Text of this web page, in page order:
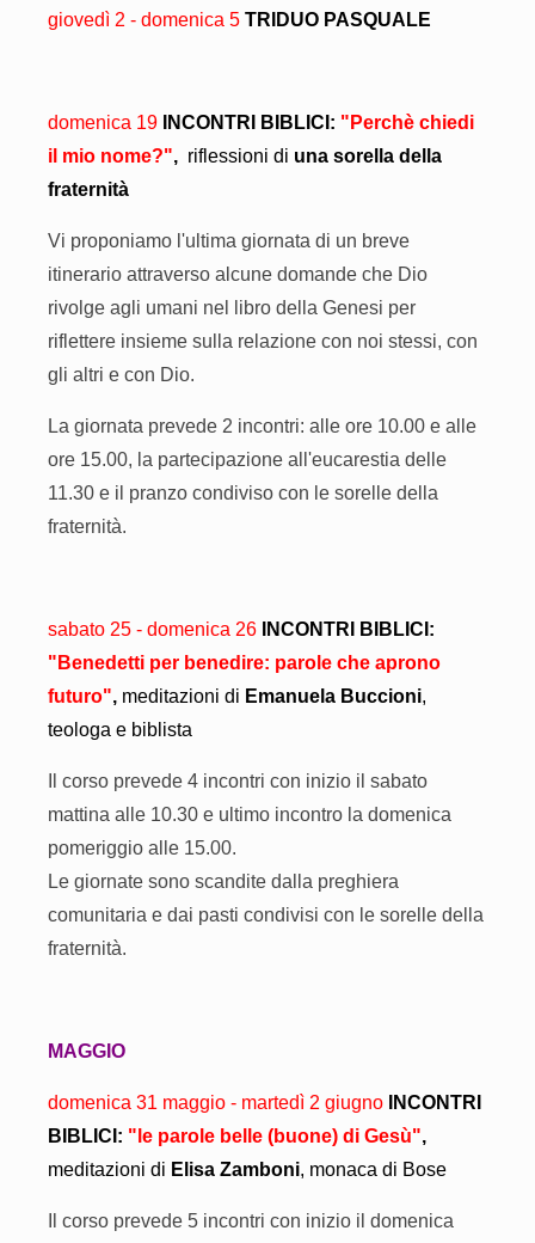
giovedì 2 - domenica 5 TRIDUO PASQUALE
domenica 19 INCONTRI BIBLICI: "Perchè chiedi
il mio nome?", riflessioni di una sorella della
fraternità
Vi proponiamo l'ultima giornata di un breve
itinerario attraverso alcune domande che Dio
rivolge agli umani nel libro della Genesi per
riflettere insieme sulla relazione con noi stessi, con
gli altri e con Dio.
La giornata prevede 2 incontri: alle ore 10.00 e alle
ore 15.00, la partecipazione all'eucarestia delle
11.30 e il pranzo condiviso con le sorelle della
fraternità.
sabato 25 - domenica 26
INCONTRI BIBLICI:
"Benedetti per benedire: parole che aprono
futuro", meditazioni di Emanuela Buccioni,
teologa e biblista
Il corso prevede 4 incontri con inizio il sabato
mattina alle 10.30 e ultimo incontro la domenica
pomeriggio alle 15.00.
Le giornate sono scandite dalla preghiera
comunitaria e dai pasti condivisi con le sorelle della
fraternità.
MAGGIO
domenica 31 maggio - martedì 2 giugno
INCONTRI
BIBLICI: "le parole belle (buone) di Gesù",
meditazioni di Elisa Zamboni, monaca di Bose
Il corso prevede 5 incontri con inizio il domenica